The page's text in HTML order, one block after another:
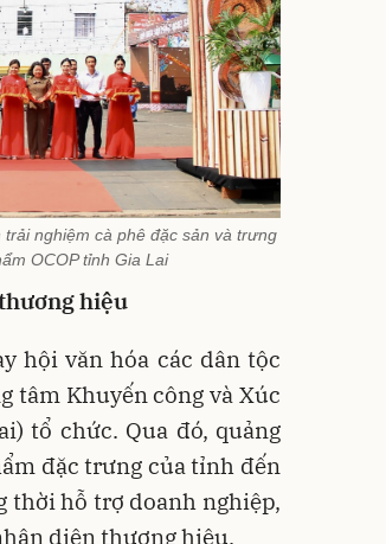
nghiệm cà phê đặc sản và trưng
OCOP tỉnh Gia Lai
hiệu
hội văn hóa các dân tộc
tâm Khuyến công và Xúc
tổ chức. Qua đó, quảng
đặc trưng của tỉnh đến
thời hỗ trợ doanh nghiệp,
diện thương hiệu.